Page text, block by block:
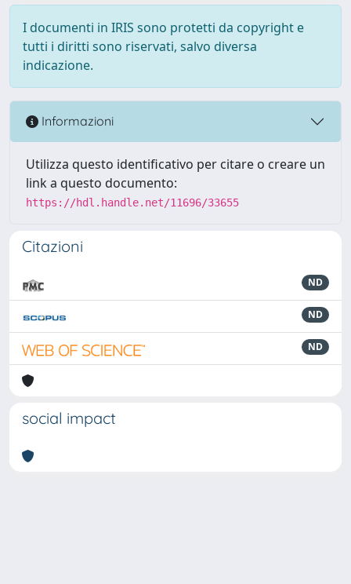
I documenti in IRIS sono protetti da copyright e
tutti i diritti sono riservati, salvo diversa
indicazione.
Informazioni
Utilizza questo identificativo per citare o creare un
link a questo documento:
https://hdl.handle.net/11696/33655
Citazioni
ND
ND
ND
social impact